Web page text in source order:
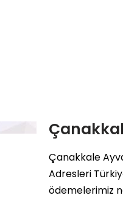
Çanakkale
Adresleri
ödemelerimiz